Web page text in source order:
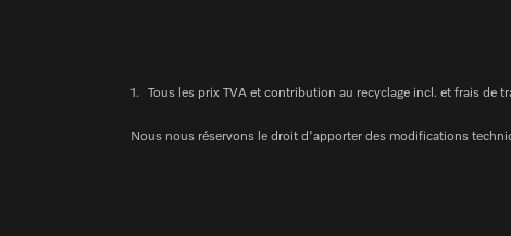
1. Tous les prix TVA et contribution au recyclage incl. et frais de
Nous nous réservons le droit d'apporter des modifications